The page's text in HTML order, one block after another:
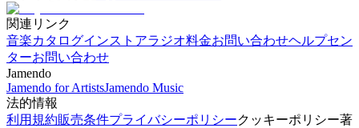
関連リンク
音楽カタログインストアラジオ料金お問い合わせヘルプセン
ターお問い合わせ
Jamendo
Jamendo for ArtistsJamendo Music
法的情報
利用規約販売条件プライバシーポリシークッキーポリシー著